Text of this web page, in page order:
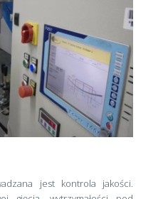
jest kontrola jakości.